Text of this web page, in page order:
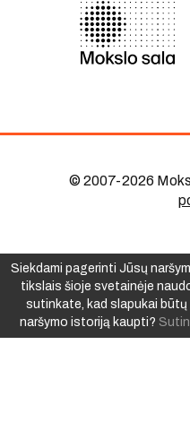
© 2007-2026
Siekdami pagerinti Jūsų
tikslais šioje svetainėje
sutinkate, kad slapukai
naršymo istoriją kaupti?